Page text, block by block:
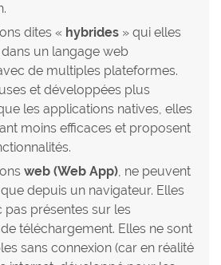
dites « hybrides » qui elles
un langage web
de multiples plateformes.
et développées plus
les applications natives, elles
moins efficaces et proposent
web (Web App), ne peuvent
depuis un navigateur. Elles
pas présentes sur les
téléchargement. Elles ne sont
sans connexion (car en réalité